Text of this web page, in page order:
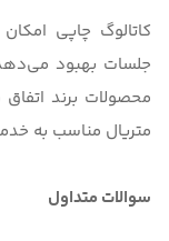
کاتالوگ چاپی
جلسات بهبود
محصولات برند
متریال مناسب به
سوالات متداول